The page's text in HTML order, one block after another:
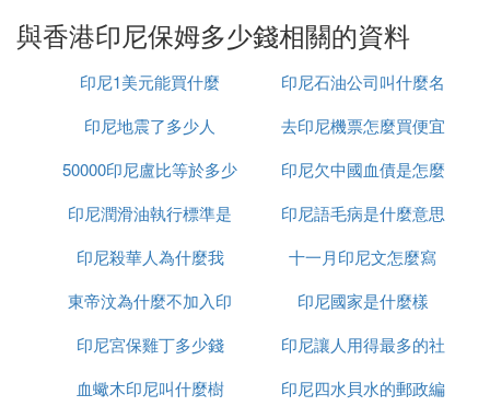
與香港印尼保姆多少錢相關的資料
印尼1美元能買什麼
印尼石油公司叫什麼名
字
印尼地震了多少人
去印尼機票怎麼買便宜
50000印尼盧比等於多少
人民幣
印尼欠中國血債是怎麼
回事
印尼潤滑油執行標準是
什麼
印尼語毛病是什麼意思
印尼殺華人為什麼我
十一月印尼文怎麼寫
東帝汶為什麼不加入印
尼
印尼國家是什麼樣
印尼宮保雞丁多少錢
印尼讓人用得最多的社
交軟體是什麼意思
血蠍木印尼叫什麼樹
印尼四水貝水的郵政編